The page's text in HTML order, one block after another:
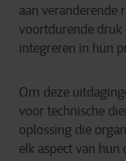
aan veranderende
voortdurende druk
integreren in hun
Om deze
voor technische
oplossing die
elk aspect van